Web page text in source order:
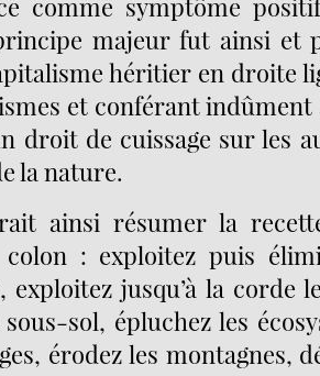
comme symptôme
majeur fut ainsi et
héritier en droite
et conférant indûment
droit de cuissage sur les
la nature.
ainsi résumer la
: exploitez puis
exploitez jusqu’à la corde
sol, épluchez les
érodez les montagnes,